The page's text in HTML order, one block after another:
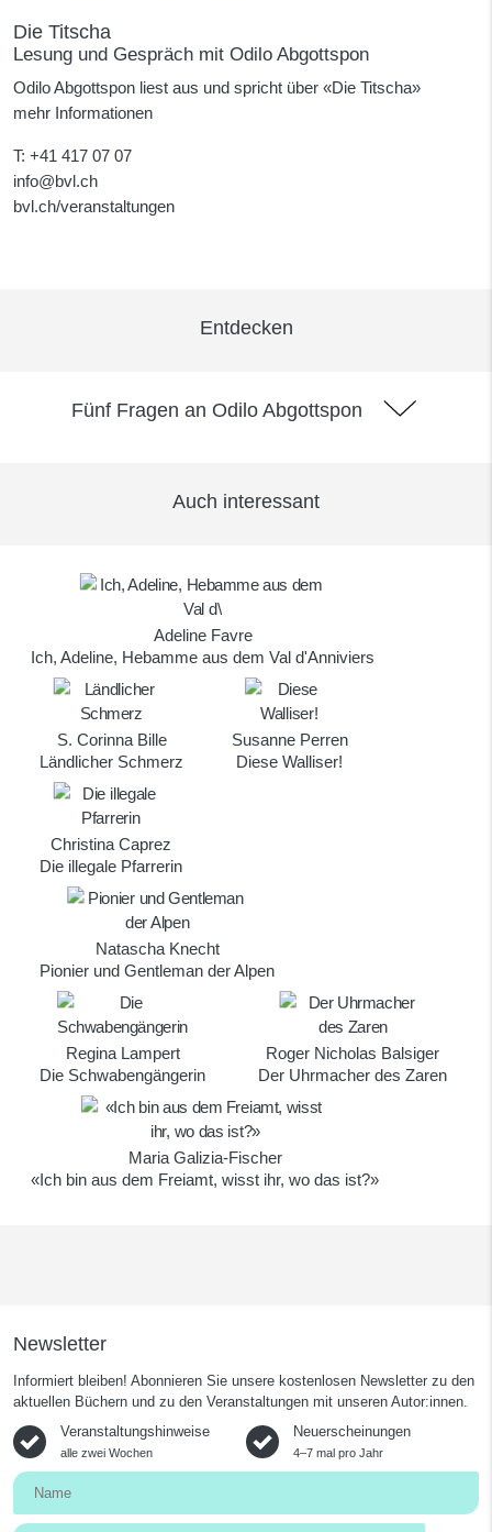
Die Titscha
Lesung und Gespräch mit Odilo Abgottspon
Odilo Abgottspon liest aus und spricht über «Die Titscha»
mehr Informationen
T: +41 417 07 07
info@bvl.ch
bvl.ch/veranstaltungen
Entdecken
Fünf Fragen an Odilo Abgottspon
Auch interessant
Adeline Favre
Ich, Adeline, Hebamme aus dem Val d'Anniviers
S. Corinna Bille
Ländlicher Schmerz
Susanne Perren
Diese Walliser!
Christina Caprez
Die illegale Pfarrerin
Natascha Knecht
Pionier und Gentleman der Alpen
Regina Lampert
Die Schwabengängerin
Roger Nicholas Balsiger
Der Uhrmacher des Zaren
Maria Galizia-Fischer
«Ich bin aus dem Freiamt, wisst ihr, wo das ist?»
Newsletter
Informiert bleiben! Abonnieren Sie unsere kostenlosen Newsletter zu den
aktuellen Büchern und zu den Veranstaltungen mit unseren Autor:innen.
Veranstaltungshinweise
alle zwei Wochen
Neuerscheinungen
4–7 mal pro Jahr